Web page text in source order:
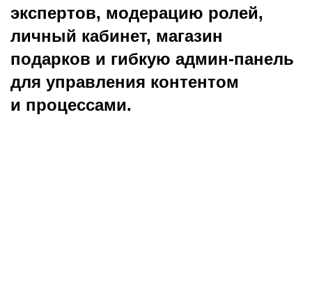
экспертов, модерацию ролей,
личный кабинет, магазин
подарков и гибкую админ-панель
для управления контентом
и процессами.